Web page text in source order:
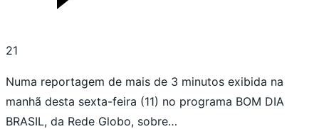
21
Numa reportagem de mais de 3 minutos exibida na
manhã desta sexta-feira (11) no programa BOM DIA
BRASIL, da Rede Globo, sobre…